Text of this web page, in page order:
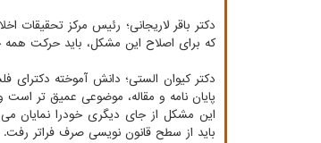
دکتر باقر لاریجانی؛ رئیس مرکز تحقیقات
که برای اصلاح این مشکل، باید حرکت
دکتر کیوان الستی؛ دانش آموخته دکترای
پایان نامه و مقاله، موضوعی عمیق تر
این مشکل از جای دیگری خودرا نمایان
باید از سطح قانون نویسی صرف فراتر رفت.